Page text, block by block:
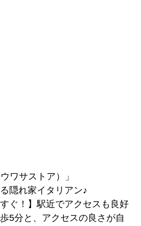
ウワサストア）」
隠れ家イタリアン♪
ぐ！】駅近でアクセスも良好
5分と、アクセスの良さが自